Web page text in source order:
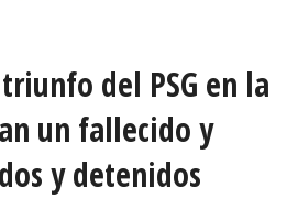
del PSG en la
un fallecido y
y detenidos